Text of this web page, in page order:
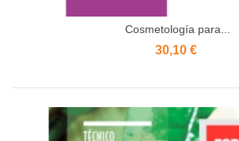
Cosmetología para...
30,10 €